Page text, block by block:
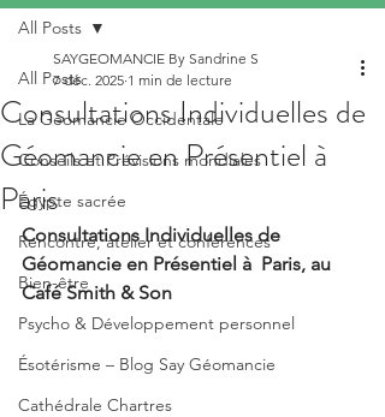
All Posts
La Géomancie Occidentale
Conseils et Prévisions mondiales
Égypte sacrée
Rencontre, atelier et conférences
Bien-être
Psycho & Développement personnel
Ésotérisme – Blog Say Géomancie
Cathédrale Chartres
All Posts
Consultations Individuelles de
Géomancie en Présentiel à
Paris
SAYGEOMANCIE By Sandrine S
7 déc. 2025 1 min de lecture
Consultations Individuelles de
Géomancie en Présentiel à  Paris, au
Café Smith & Son